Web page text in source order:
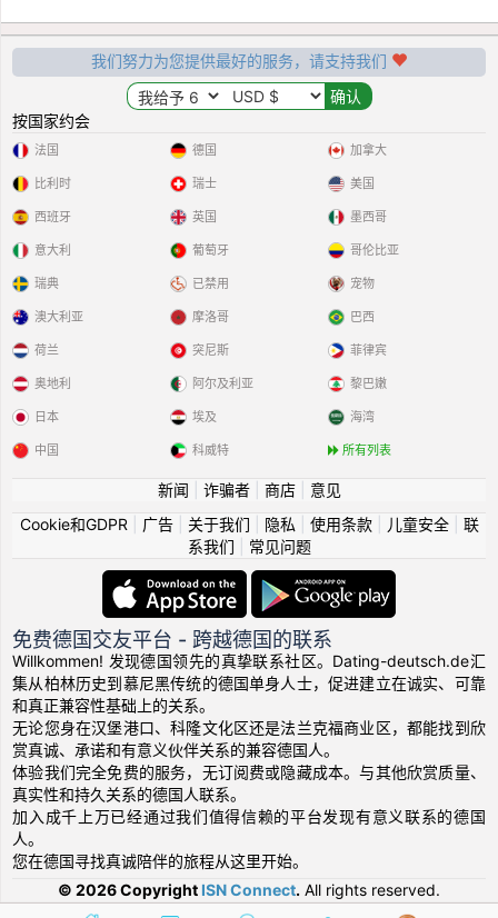
我们努力为您提供最好的服务，请支持我们
按国家约会
法国
比利时
西班牙
意大利
瑞典
德国
瑞士
英国
葡萄牙
已禁用
加拿大
美国
墨西哥
哥伦比亚
宠物
澳大利亚
荷兰
奥地利
日本
中国
摩洛哥
突尼斯
阿尔及利亚
埃及
科威特
巴西
菲律宾
黎巴嫩
海湾
所有列表
新闻 诈骗者| 商店| 意见
Cookie和GDPR
广告| 关于我们 隐私 使用条款| 儿童安全| 联
系我们
常见问题
免费德国交友平台 - 跨越德国的联系
Willkommen! 发现德国领先的真挚联系社区。Dating-deutsch.de汇
集从柏林历史到慕尼黑传统的德国单身人士，促进建立在诚实、可靠
和真正兼容性基础上的关系。
无论您身在汉堡港口、科隆文化区还是法兰克福商业区，都能找到欣
赏真诚、承诺和有意义伙伴关系的兼容德国人。
体验我们完全免费的服务，无订阅费或隐藏成本。与其他欣赏质量、
真实性和持久关系的德国人联系。
加入成千上万已经通过我们值得信赖的平台发现有意义联系的德国
人。
您在德国寻找真诚陪伴的旅程从这里开始。
© 2026 Copyright ISN Connect. All rights reserved.